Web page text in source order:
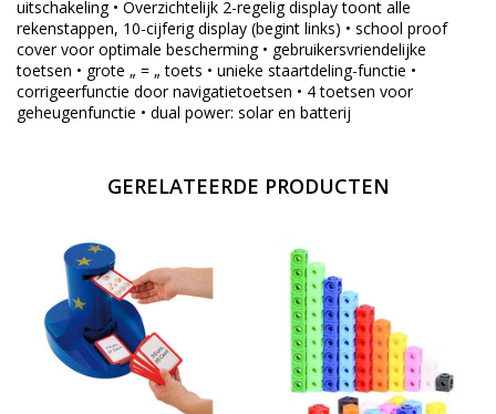
uitschakeling • Overzichtelijk 2-regelig display toont alle
rekenstappen, 10-cijferig display (begint links) • school proof
cover voor optimale bescherming • gebruikersvriendelijke
toetsen • grote „ = „ toets • unieke staartdeling-functie •
corrigeerfunctie door navigatietoetsen • 4 toetsen voor
geheugenfunctie • dual power: solar en batterij
GERELATEERDE PRODUCTEN